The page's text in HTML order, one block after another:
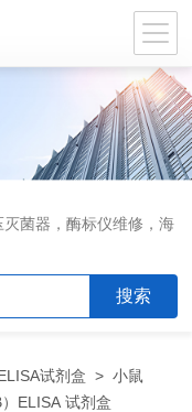
菌器，酶标仪维修，海
试剂盒 >小鼠
ELISA 试剂盒